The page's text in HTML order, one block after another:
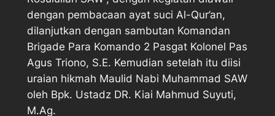
dengan pembacaan ayat suci Al-Qur’an,
dilanjutkan dengan sambutan Komandan
Brigade Para Komando 2 Pasgat Kolonel Pas
Agus Triono, S.E. Kemudian setelah itu diisi
uraian hikmah Maulid Nabi Muhammad SAW
oleh Bpk. Ustadz DR. Kiai Mahmud Suyuti,
M.Ag.